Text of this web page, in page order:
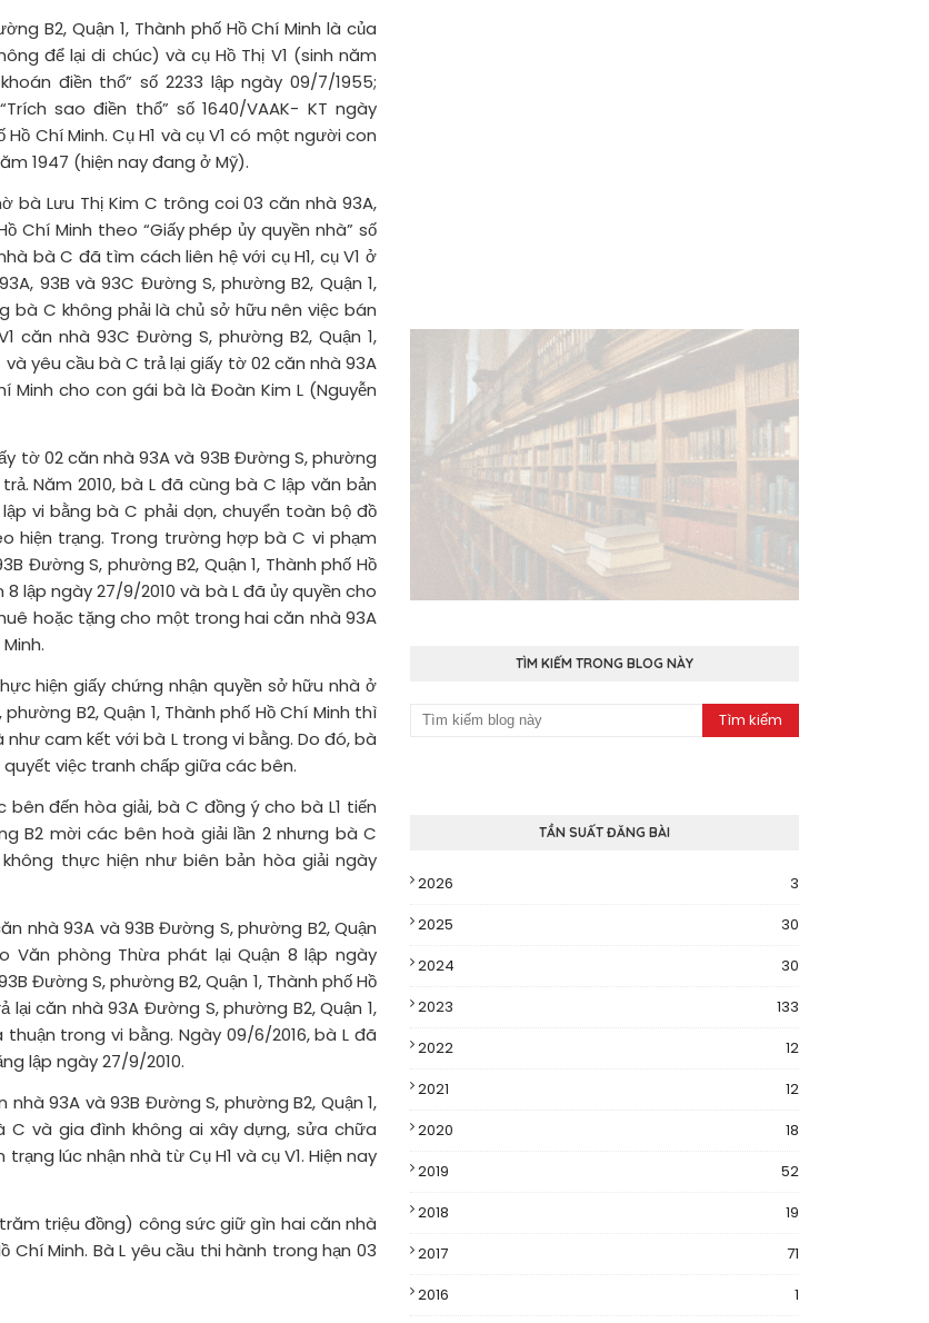
B2, Quận 1, Thành phố Hồ Chí Minh là của
để lại di chúc) và cụ Hồ Thị V1 (sinh năm
điền thổ” số 2233 lập ngày 09/7/1955;
sao điền thổ” số 1640/VAAK- KT ngày
Chí Minh. Cụ H1 và cụ V1 có một người con
1947 (hiện nay đang ở Mỹ).
bà Lưu Thị Kim C trông coi 03 căn nhà 93A,
Chí Minh theo “Giấy phép ủy quyền nhà” số
bà C đã tìm cách liên hệ với cụ H1, cụ V1 ở
93B và 93C Đường S, phường B2, Quận 1,
bà C không phải là chủ sở hữu nên việc bán
căn nhà 93C Đường S, phường B2, Quận 1,
và yêu cầu bà C trả lại giấy tờ 02 căn nhà 93A
Minh cho con gái bà là Đoàn Kim L (Nguyễn
tờ 02 căn nhà 93A và 93B Đường S, phường
Năm 2010, bà L đã cùng bà C lập văn bản
vi bằng bà C phải dọn, chuyển toàn bộ đồ
hiện trạng. Trong trường hợp bà C vi phạm
Đường S, phường B2, Quận 1, Thành phố Hồ
lập ngày 27/9/2010 và bà L đã ủy quyền cho
hoặc tặng cho một trong hai căn nhà 93A
hiện giấy chứng nhận quyền sở hữu nhà ở
phường B2, Quận 1, Thành phố Hồ Chí Minh thì
cam kết với bà L trong vi bằng. Do đó, bà
quyết việc tranh chấp giữa các bên.
đến hòa giải, bà C đồng ý cho bà L1 tiến
B2 mời các bên hoà giải lần 2 nhưng bà C
thực hiện như biên bản hòa giải ngày
nhà 93A và 93B Đường S, phường B2, Quận
Văn phòng Thừa phát lại Quận 8 lập ngày
Đường S, phường B2, Quận 1, Thành phố Hồ
căn nhà 93A Đường S, phường B2, Quận 1,
trong vi bằng. Ngày 09/6/2016, bà L đã
lập ngày 27/9/2010.
93A và 93B Đường S, phường B2, Quận 1,
C và gia đình không ai xây dựng, sửa chữa
lúc nhận nhà từ Cụ H1 và cụ V1. Hiện nay
triệu đồng) công sức giữ gìn hai căn nhà
Chí Minh. Bà L yêu cầu thi hành trong hạn 03
TÌM KIẾM TRONG BLOG NÀY
TẦN SUẤT ĐĂNG BÀI
2026
3
2025
30
2024
30
2023
133
2022
12
2021
12
2020
18
2019
52
2018
19
2017
71
2016
1